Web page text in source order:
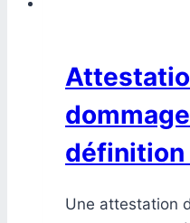
définition
Une attestation